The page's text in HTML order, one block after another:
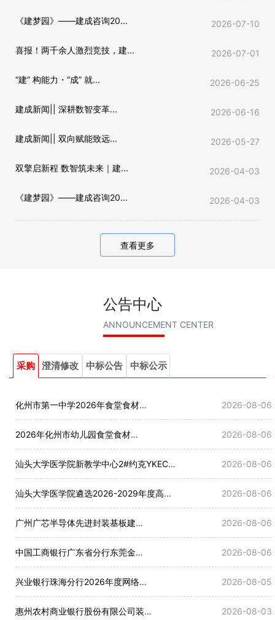
《建梦园》——建成咨询20... 2026-07-10
喜报！两千余人激烈竞技，建... 2026-07-01
“建” 构能力・“成” 就... 2026-06-25
建成新闻|| 深耕数智变革... 2026-06-16
建成新闻|| 双向赋能致远... 2026-05-27
双擎启新程 数智筑未来｜建... 2026-04-03
《建梦园》——建成咨询20... 2026-04-03
查看更多
公告中心
ANNOUNCEMENT CENTER
采购 澄清修改 中标公告 中标公示
化州市第一中学2026年食堂食材统一配送采购项目招标公告 2026-08-06
2026年化州市幼儿园食堂食材统一配送采购项目招标公告 2026-08-06
汕头大学医学院新教学中心2#约克YKECEPQ75EMGXA22离心式冷水机组维修项目竞争性磋商公告 2026-08-06
汕头大学医学院遴选2026-2029年度高层次人才猎头服务项目（第二次）竞争性磋商公告 2026-08-06
广州广芯半导体先进封装基板建设项目(一期)前期设计招标公告 2026-08-06
中国工商银行广东省分行东莞金丰支行装修工程项目招标公告 2026-08-06
兴业银行珠海分行2026年度网络通讯费采购项目供应商征集公告 2026-08-05
惠州农村商业银行股份有限公司装修设计供应商补增入库项目招标公告 2026-08-03